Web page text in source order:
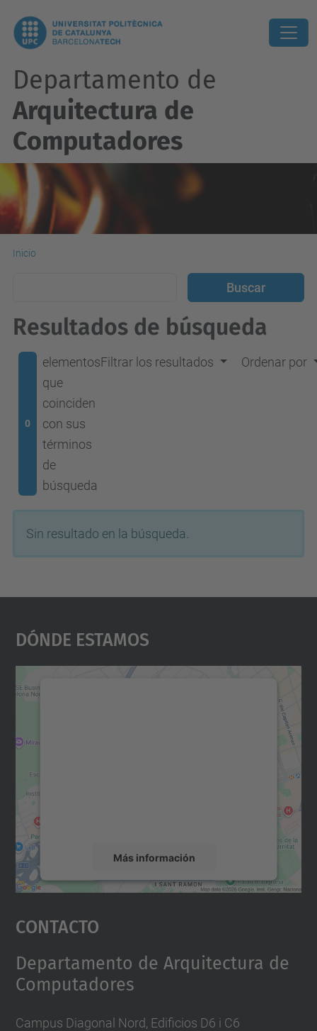
Departamento de
Arquitectura de
Computadores
Inicio
Resultados de búsqueda
0
elementos
que
coinciden
con sus
términos
de
búsqueda
Filtrar los resultados Ordenar por
Sin resultado en la búsqueda.
Dónde Estamos
Más información
Aceptar
powered by
Contacto
Departamento de Arquitectura de
Computadores
Campus Diagonal Nord, Edificios D6 i C6